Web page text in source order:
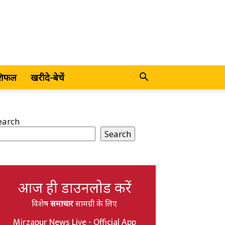
खरीदे-बेचें
Search
आज ही डाउनलोड करें
विशेषसमाचारसामग्री के लिए